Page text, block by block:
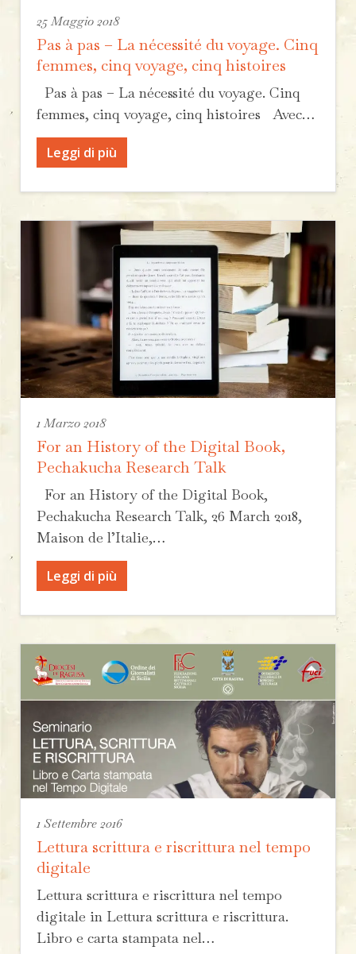
25 Maggio 2018
Pas à pas – La nécessité du voyage. Cinq
femmes, cinq voyage, cinq histoires
Pas à pas – La nécessité du voyage. Cinq
femmes, cinq voyage, cinq histoires Avec…
Leggi di più
1 Marzo 2018
For an History of the Digital Book,
Pechakucha Research Talk
For an History of the Digital Book,
Pechakucha Research Talk, 26 March 2018,
Maison de l’Italie,…
Leggi di più
1 Settembre 2016
Lettura scrittura e riscrittura nel tempo
digitale
Lettura scrittura e riscrittura nel tempo
digitale in Lettura scrittura e riscrittura.
Libro e carta stampata nel…